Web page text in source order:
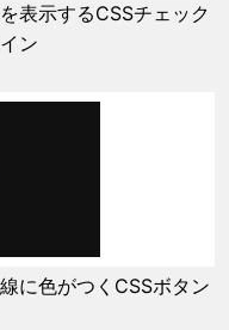
表示するCSSチェック
ン
に色がつくCSSボタン